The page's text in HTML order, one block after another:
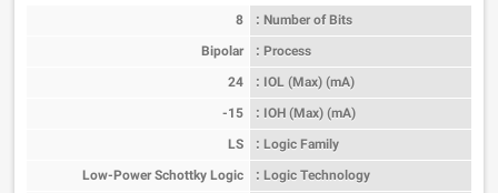
Number of Bits :
8
Process :
Bipolar
IOL (Max) (mA) :
24
IOH (Max) (mA) :
-15
Logic Family :
LS
Logic Technology :
Low-Power Schottky Logic